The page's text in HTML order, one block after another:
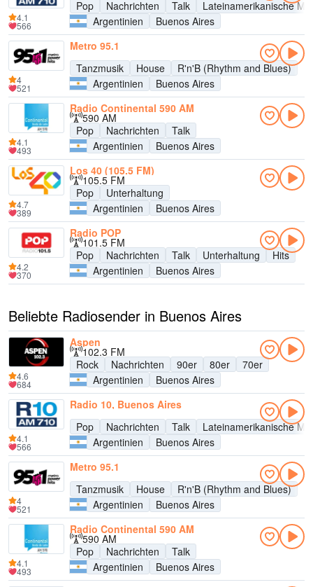
Pop
Nachrichten Talk
Lateinamerikanische
Argentinien
Buenos Aires
4.1
566
Metro 95.1
Tanzmusik
House
R'n'B (Rhythm and Blues)
Argentinien
Buenos Aires
4
521
Radio Continental 590 AM
590 AM
Pop
Nachrichten
Talk
Argentinien
Buenos Aires
4.1
493
Los 40 (105.5 FM)
105.5 FM
Pop
Unterhaltung
Argentinien
Buenos Aires
4.7
389
Radio POP
101.5 FM
Pop
Nachrichten Talk Unterhaltung
Hits
Argentinien
Buenos Aires
4.2
370
Beliebte Radiosender in Buenos Aires
Aspen
102.3 FM
Rock
Nachrichten 90er 80er
70er
Argentinien
Buenos Aires
4.6
684
Radio 10, Buenos Aires
Pop
Nachrichten Talk
Lateinamerikanische
Argentinien
Buenos Aires
4.1
566
Metro 95.1
Tanzmusik
House
R'n'B (Rhythm and Blues)
Argentinien
Buenos Aires
4
521
Radio Continental 590 AM
590 AM
Pop
Nachrichten
Talk
Argentinien
Buenos Aires
4.1
493